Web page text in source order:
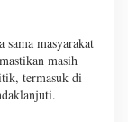
sama masyarakat
masih
termasuk di